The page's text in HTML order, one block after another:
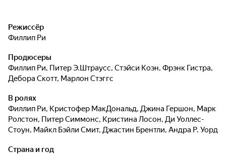
Режиссёр
Филлип Ри
Продюсеры
Филлип Ри, Питер Э.Штраусс, Стэйси Коэн, Фрэнк Гистра,
Дебора Скотт, Марлон Стэггс
В ролях
Филлип Ри, Кристофер МакДональд, Джина Гершон, Марк
Ролстон, Питер Симмонс, Кристина Лосон, Ди Уоллес-
Стоун, Майкл Бэйли Смит, Джастин Брентли, Андра Р. Уорд
Страна и год